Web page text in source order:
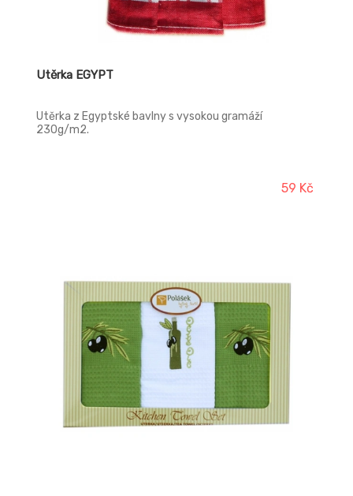
Utěrka EGYPT
Utěrka z Egyptské bavlny s vysokou gramáží
230g/m2.
59 Kč